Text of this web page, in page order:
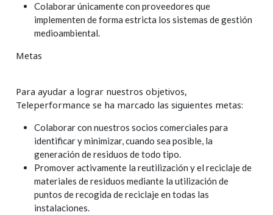
Colaborar únicamente con proveedores que
implementen de forma estricta los sistemas de gestión
medioambiental.
Metas
Para ayudar a lograr nuestros objetivos,
Teleperformance se ha marcado las siguientes metas:
Colaborar con nuestros socios comerciales para
identificar y minimizar, cuando sea posible, la
generación de residuos de todo tipo.
Promover activamente la reutilización y el reciclaje de
materiales de residuos mediante la utilización de
puntos de recogida de reciclaje en todas las
instalaciones.